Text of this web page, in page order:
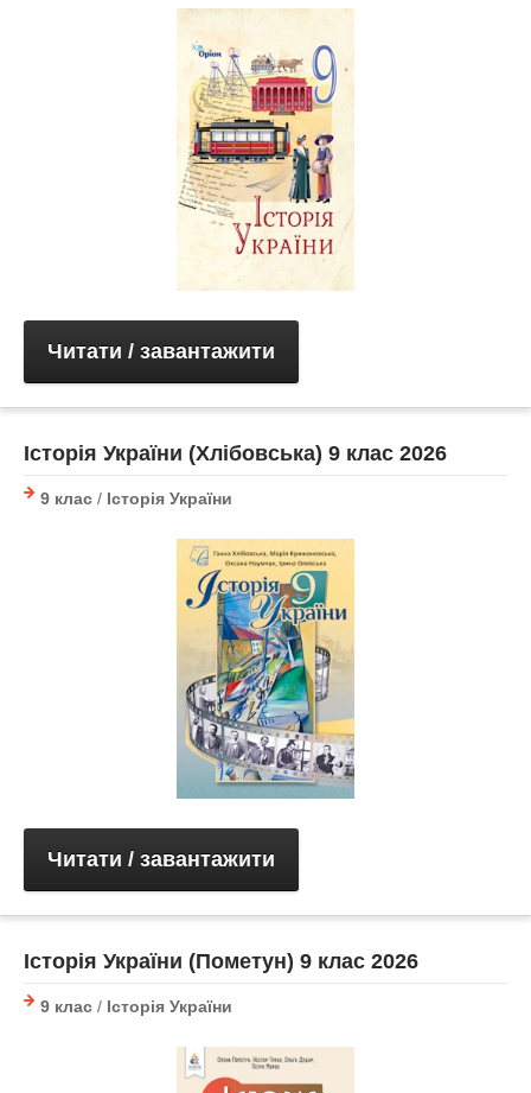
Читати / завантажити
Історія України (Хлібовська) 9 клас 2026
9 клас / Історія України
Читати / завантажити
Історія України (Пометун) 9 клас 2026
9 клас / Історія України